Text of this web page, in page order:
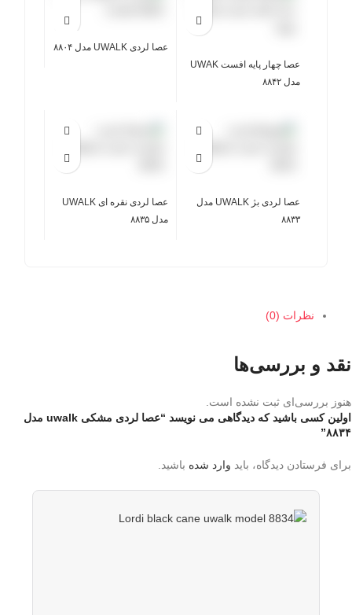
عصا چهار پایه افست UWAK
مدل ۸۸۴۲
عصا لردی UWALK مدل ۸۸۰۴
عصا لردی بژ UWALK مدل
۸۸۳۳
عصا لردی نقره ای UWALK
مدل ۸۸۳۵
نظرات (0)
نقد و بررسی‌ها
هنوز بررسی‌ای ثبت نشده است.
اولین کسی باشید که دیدگاهی می نویسد “عصا لردی مشکی uwalk مدل
۸۸۳۴”
برای فرستادن دیدگاه، باید وارد شده باشید.